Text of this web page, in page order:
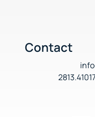
Contact